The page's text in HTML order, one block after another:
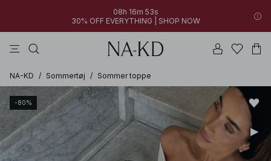
08h 16m 53s
30% OFF EVERYTHING | SHOP NOW
NA-KD / Sommertøj / Sommer toppe
-80%